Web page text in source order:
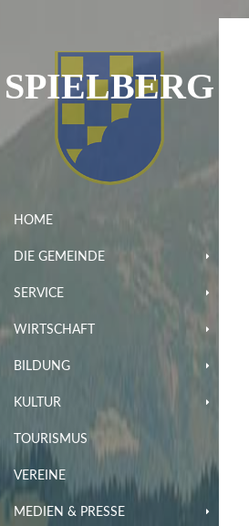
SPIELBERG
HOME
DIE GEMEINDE
SERVICE
WIRTSCHAFT
BILDUNG
KULTUR
TOURISMUS
VEREINE
MEDIEN & PRESSE